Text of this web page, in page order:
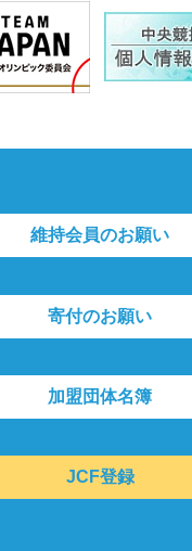
維持会員のお願い
寄付のお願い
加盟団体名簿
JCF登録